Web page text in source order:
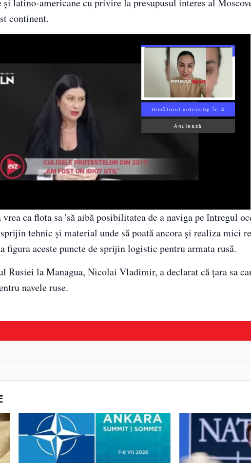
latino-americane cu privire la presupusul interes al
continent.
Următorul videoclip în 3
Anulează
ca flota sa 'să aibă posibilitatea de a naviga pe întregul
tehnic şi material unde să poată ancora şi realiza mici
figura aceste puncte de sprijin logistic pentru armata rusă.
Rusiei la Managua, Nicolai Vladimir, a declarat că ţara sa
navele ruse.